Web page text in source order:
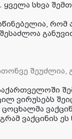
ყველა სხვა
რომ
შეუძლია,
ვირუსებს
ვაქცინის ეს